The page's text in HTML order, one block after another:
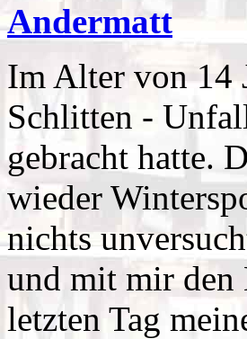
Andermatt
Im Alter von 14
Schlitten -
gebracht hatte.
wieder
nichts
und mit mir den
letzten Tag